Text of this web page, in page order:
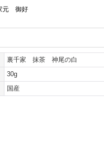
元 御好
裏千家 抹茶 神尾の白
30g
国産